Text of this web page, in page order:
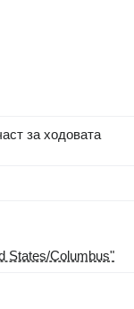
за ходовата
States/Columbus"